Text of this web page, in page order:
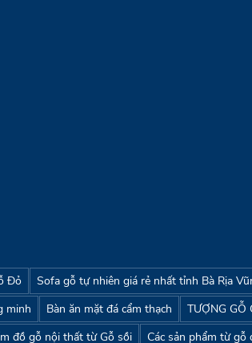
phòng thờ, trẻ em,....
cách (cổ điển, hiện
CHỌN hơn.